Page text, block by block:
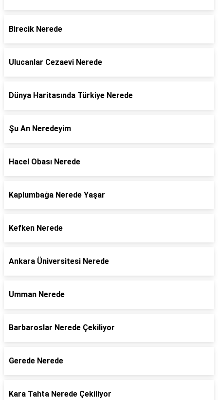
Birecik Nerede
Ulucanlar Cezaevi Nerede
Dünya Haritasında Türkiye Nerede
Şu An Neredeyim
Hacel Obası Nerede
Kaplumbağa Nerede Yaşar
Kefken Nerede
Ankara Üniversitesi Nerede
Umman Nerede
Barbaroslar Nerede Çekiliyor
Gerede Nerede
Kara Tahta Nerede Çekiliyor